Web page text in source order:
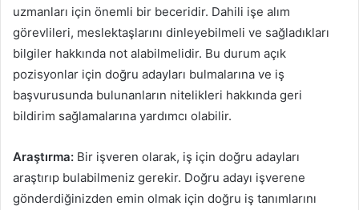
uzmanları için önemli bir beceridir. Dahili işe alım
görevlileri, meslektaşlarını dinleyebilmeli ve sağladıkları
bilgiler hakkında not alabilmelidir. Bu durum açık
pozisyonlar için doğru adayları bulmalarına ve iş
başvurusunda bulunanların nitelikleri hakkında geri
bildirim sağlamalarına yardımcı olabilir.
Araştırma: Bir işveren olarak, iş için doğru adayları
araştırıp bulabilmeniz gerekir. Doğru adayı işverene
gönderdiğinizden emin olmak için doğru iş tanımlarını